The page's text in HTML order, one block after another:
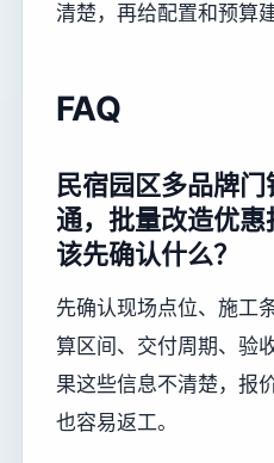
清楚，再给配置和预算建
FAQ
民宿园区多品牌
通，批量改造优
该先确认什么？
先确认现场点位、施工
算区间、交付周期、验
果这些信息不清楚，报
也容易返工。